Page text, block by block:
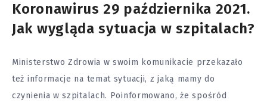
Koronawirus 29 października 2021.
Jak wygląda sytuacja w szpitalach?
Ministerstwo Zdrowia w swoim komunikacie przekazało
też informacje na temat sytuacji, z jaką mamy do
czynienia w szpitalach. Poinformowano, że spośród